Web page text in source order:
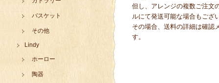
但し、アレンジの複数ご注文
ルにて発送可能な場合もござ
その場合、送料の詳細は確認
す。
バスケット
その他
Lindy
ホーロー
陶器